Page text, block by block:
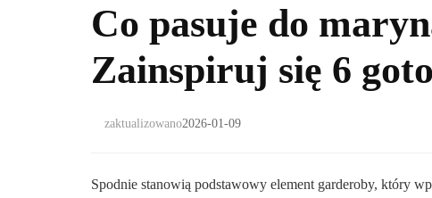
Co pasuje do
Zainspiruj się 6
zaktualizowano2026-01-09
Spodnie stanowią podstawowy element garderoby, który